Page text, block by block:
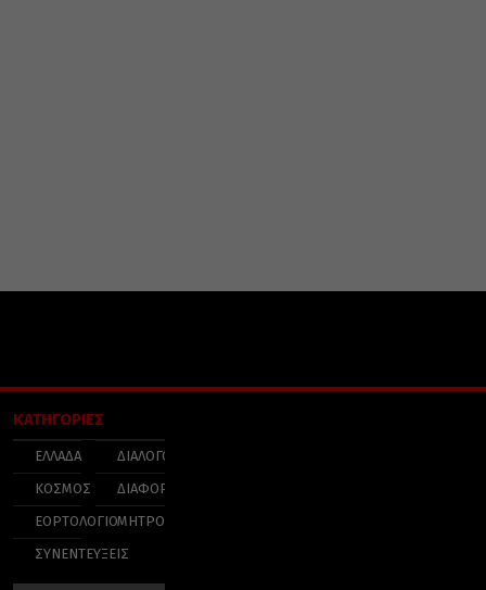
ΚΑΤΗΓΟΡΙΕΣ
ΕΛΛΑΔΑ
ΚΟΣΜΟΣ
ΕΟΡΤΟΛΟΓΙΟ
ΣΥΝΕΝΤΕΥΞΕΙΣ
ΔΙΑΛΟΓΟΣ
ΔΙΑΦΟΡΑ
ΜΗΤΡΟΠΟΛΕΙΣ